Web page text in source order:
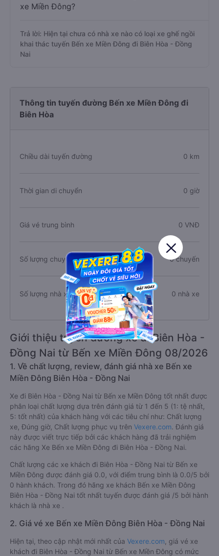
xe Miền Đông?
Trả lời: Hiện tại chưa có nhà xe nào có loại xe ghế ngồi
khai thác tuyến Bến xe Miền Đông đi Biên Hòa - Đồng
Nai
Thông tin tuyến đường Bến xe Miền Đông đi
Biên Hòa
Chiều dài tuyến đường 0 km
Thời gian di chuyển 0 giờ
Giá vé trung bình 0 VNĐ
Số lượng chuyến xe 0 chuyến
Số lượng nhà xe 0 nhà xe
Giới thiệu tuyến đường xe đi Biên Hòa -
Đồng Nai từ Bến xe Miền Đông 08/2026
1. Về chất lượng, review, đánh giá nhà xe Bến xe
Miền Đông Biên Hòa - Đồng Nai
Xe đi Biên Hòa - Đồng Nai từ Bến xe Miền Đông tốt nhất được
phân loại chất lượng dựa trên đánh giá từ 1 đến 5 (1: tệ nhất,
5: tốt nhất) của khách hàng với các tiêu chí như: Chất lượng
xe, Đúng giờ, Chất lượng phục vụ trên Vexere.com. Đánh giá
này được viết trực tiếp bởi các khách hàng đã trải nghiệm
các hãng Xe Bến xe Miền Đông đi Biên Hòa - Đồng Nai.
Chất lượng các xe khách đi Biên Hòa - Đồng Nai từ Bến xe
Miền Đông được đánh giá 0.0, với điểm trung bình là 0.0/5 bởi
0 hành khách. Trong đó hãng xe khách Bến xe Miền Đông
Biên Hòa - Đồng Nai tốt nhất tuyến được đánh giá /5 bởi hành
khách là nhà xe .
2. Giá vé xe Bến xe Miền Đông Biên Hòa - Đồng Nai
Hiện tại, theo cập nhật mới nhất của Vexere.com , giá vé xe
khách đi Biên Hòa - Đồng Nai từ Bến xe Miền Đông có mức